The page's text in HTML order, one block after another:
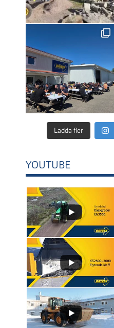
Ladda fler
YOUTUBE